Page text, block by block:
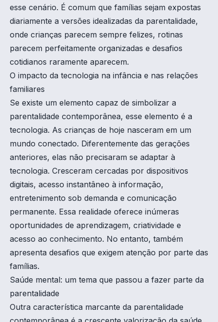
esse cenário. É comum que famílias sejam expostas
diariamente a versões idealizadas da parentalidade,
onde crianças parecem sempre felizes, rotinas
parecem perfeitamente organizadas e desafios
cotidianos raramente aparecem.
O impacto da tecnologia na infância e nas relações
familiares
Se existe um elemento capaz de simbolizar a
parentalidade contemporânea, esse elemento é a
tecnologia. As crianças de hoje nasceram em um
mundo conectado. Diferentemente das gerações
anteriores, elas não precisaram se adaptar à
tecnologia. Cresceram cercadas por dispositivos
digitais, acesso instantâneo à informação,
entretenimento sob demanda e comunicação
permanente. Essa realidade oferece inúmeras
oportunidades de aprendizagem, criatividade e
acesso ao conhecimento. No entanto, também
apresenta desafios que exigem atenção por parte das
famílias.
Saúde mental: um tema que passou a fazer parte da
parentalidade
Outra característica marcante da parentalidade